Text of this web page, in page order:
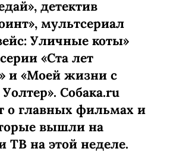
детектив
мультсериал
Уличные коты»
«Ста лет
и «Моей жизни с
Собака.ru
о главных фильмах и
вышли на
ТВ на этой неделе.